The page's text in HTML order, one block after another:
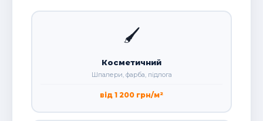
🖌️
Косметичний
Шпалери, фарба, підлога
від 1 200 грн/м²